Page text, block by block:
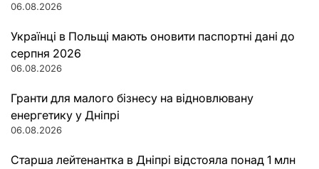
06.08.2026
Українці в Польщі мають оновити паспортні дані до
серпня 2026
06.08.2026
Гранти для малого бізнесу на відновлювану
енергетику у Дніпрі
06.08.2026
Старша лейтенантка в Дніпрі відстояла понад 1 млн